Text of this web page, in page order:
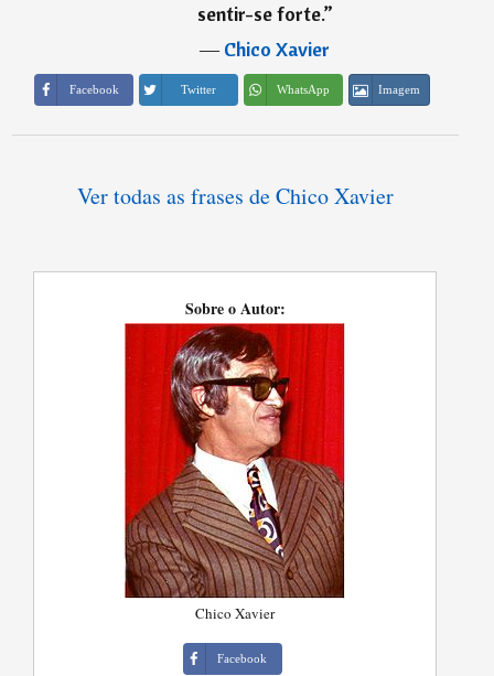
sentir-se forte.”
―Chico Xavier
Facebook Twitter WhatsApp Imagem
Ver todas as frases de Chico Xavier
Sobre o Autor:
Chico Xavier
Facebook